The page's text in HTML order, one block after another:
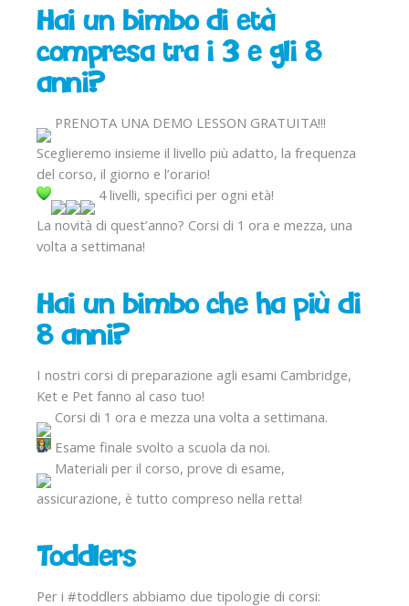
Hai un bimbo di età
compresa tra i 3 e gli 8
anni?
PRENOTA UNA DEMO LESSON GRATUITA!!!
Sceglieremo insieme il livello più adatto, la frequenza
del corso, il giorno e l’orario!
4 livelli, specifici per ogni età!
La novità di quest’anno? Corsi di 1 ora e mezza, una
volta a settimana!
Hai un bimbo che ha più di
8 anni?
I nostri corsi di preparazione agli esami Cambridge,
Ket e Pet fanno al caso tuo!
Corsi di 1 ora e mezza una volta a settimana.
Esame finale svolto a scuola da noi.
Materiali per il corso, prove di esame,
assicurazione, è tutto compreso nella retta!
Toddlers
Per i #toddlers abbiamo due tipologie di corsi: